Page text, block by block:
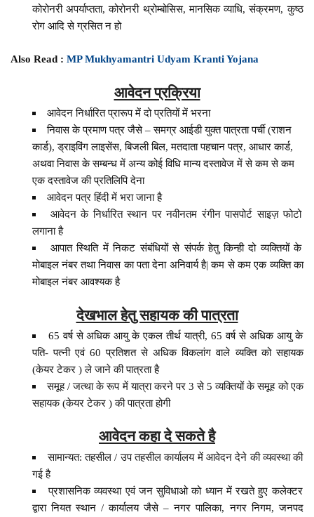
कोरोनरी अपर्याप्तता, कोरोनरी थ्रोम्बोसिस, मानसिक व्याधि, संक्रमण, कुष्ठ
रोग आदि से ग्रसित न हो
Also Read :MP Mukhyamantri Udyam Kranti Yojana
आवेदन प्रक्रिया
आवेदन निर्धारित प्रारूप में दो प्रतियों में भरना
निवास के प्रमाण पत्र जैसे – समग्र आईडी युक्त पात्रता पर्ची (राशन
कार्ड), ड्राइविंग लाइसेंस, बिजली बिल, मतदाता पहचान पत्र, आधार कार्ड,
अथवा निवास के सम्बन्ध में अन्य कोई विधि मान्य दस्तावेज में से कम से कम
एक दस्तावेज की प्रतिलिपि देना
आवेदन पत्र हिंदी में भरा जाना है
आवेदन के निर्धारित स्थान पर नवीनतम रंगीन पासपोर्ट साइज़ फोटो
लगाना है
आपात स्थिति में निकट संबंधियों से संपर्क हेतु किन्ही दो व्यक्तियों के
मोबाइल नंबर तथा निवास का पता देना अनिवार्य है| कम से कम एक व्यक्ति का
मोबाइल नंबर आवश्यक है
देखभाल हेतु सहायक की पात्रता
65 वर्ष से अधिक आयु के एकल तीर्थ यात्री, 65 वर्ष से अधिक आयु के
पति- पत्नी एवं 60 प्रतिशत से अधिक विकलांग वाले व्यक्ति को सहायक
(केयर टेकर ) ले जाने की पात्रता है
समूह / जत्था के रूप में यात्रा करने पर 3 से 5 व्यक्तियों के समूह को एक
सहायक (केयर टेकर ) की पात्रता होगी
आवेदन कहा दे सकते है
सामान्यत: तहसील / उप तहसील कार्यालय में आवेदन देने की व्यवस्था की
गई है
प्रशासनिक व्यवस्था एवं जन सुविधाओ को ध्यान में रखते हुए कलेक्टर
द्वारा नियत स्थान / कार्यालय जैसे – नगर पालिका, नगर निगम, जनपद